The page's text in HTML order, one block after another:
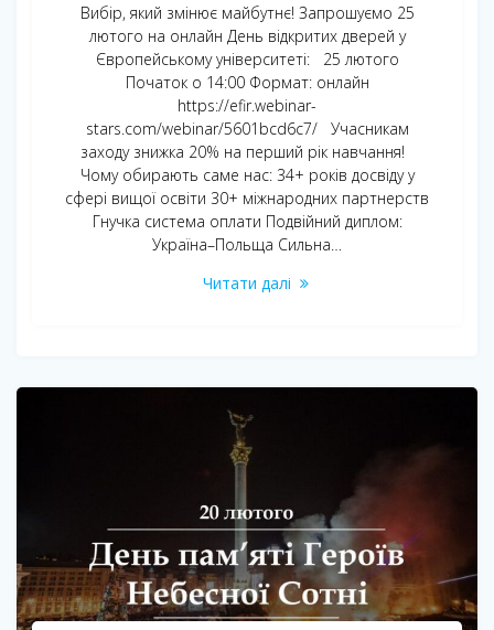
Вибір, який змінює майбутнє! Запрошуємо 25
лютого на онлайн День відкритих дверей у
Європейському університеті: 25 лютого
Початок о 14:00 Формат: онлайн
https://efir.webinar-
stars.com/webinar/5601bcd6c7/ Учасникам
заходу знижка 20% на перший рік навчання!
Чому обирають саме нас: 34+ років досвіду у
сфері вищої освіти 30+ міжнародних партнерств
Гнучка система оплати Подвійний диплом:
Україна–Польща Сильна…
Читати далі